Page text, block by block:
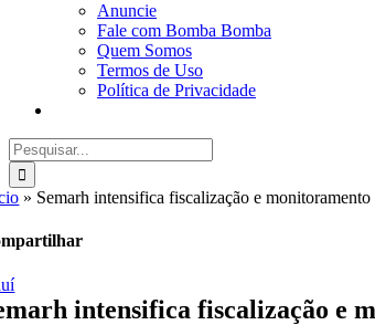
Anuncie
Fale com Bomba Bomba
Quem Somos
Termos de Uso
Política de Privacidade
Buscar
resultados
para:
» Semarh intensifica fiscalização e
intensifica fiscalização e